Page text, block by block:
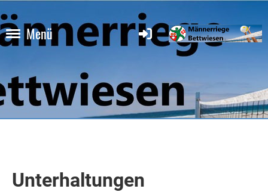
Menü
Unterhaltungen